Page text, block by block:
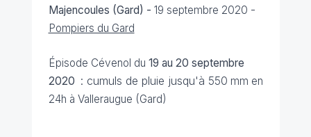
Majencoules (Gard) - 19 septembre 2020 -
Pompiers du Gard
Épisode Cévenol du 19 au 20 septembre
2020 : cumuls de pluie jusqu'à 550 mm en
24h à Valleraugue (Gard)